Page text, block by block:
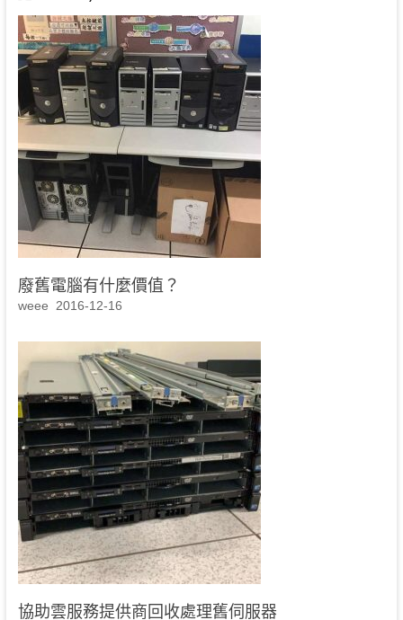
廢舊電腦有什麼價值？
weee 2016-12-16
協助雲服務提供商回收處理舊伺服器